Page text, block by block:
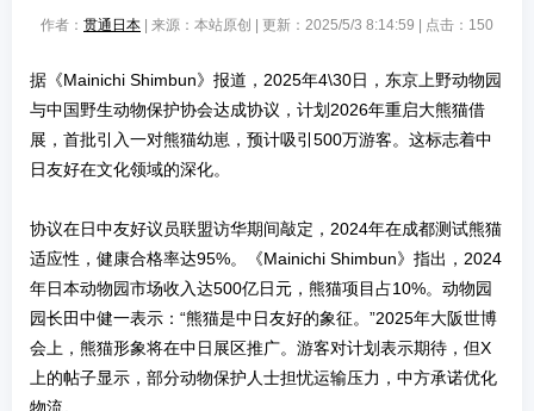
作者： 贯通日本 | 来源：本站原创 | 更新：2025/5/3 8:14:59 | 点击： 150
据《Mainichi Shimbun》报道，2025年4\30日，东京上野动物园
与中国野生动物保护协会达成协议，计划2026年重启大熊猫借
展，首批引入一对熊猫幼崽，预计吸引500万游客。这标志着中
日友好在文化领域的深化。
协议在日中友好议员联盟访华期间敲定，2024年在成都测试熊猫
适应性，健康合格率达95%。《Mainichi Shimbun》指出，2024
年日本动物园市场收入达500亿日元，熊猫项目占10%。动物园
园长田中健一表示：“熊猫是中日友好的象征。”2025年大阪世博
会上，熊猫形象将在中日展区推广。游客对计划表示期待，但X
上的帖子显示，部分动物保护人士担忧运输压力，中方承诺优化